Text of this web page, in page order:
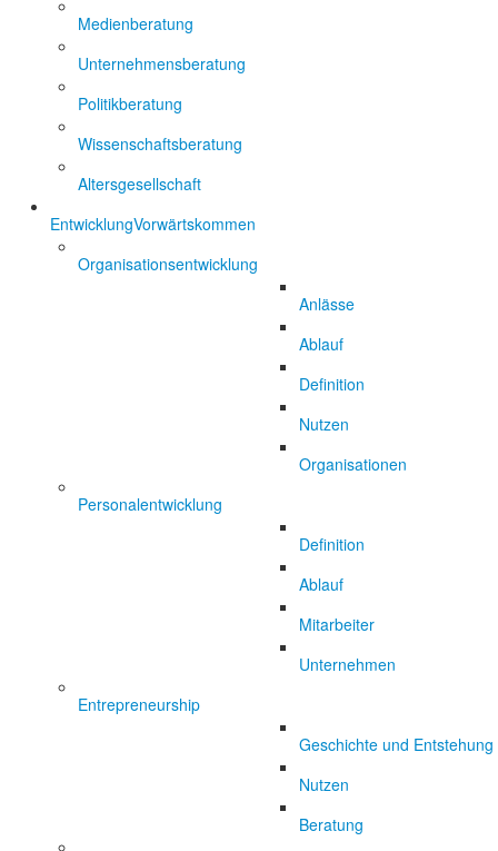
Medienberatung
Unternehmensberatung
Politikberatung
Wissenschaftsberatung
Altersgesellschaft
EntwicklungVorwärtskommen
Organisationsentwicklung
Anlässe
Ablauf
Definition
Nutzen
Organisationen
Personalentwicklung
Definition
Ablauf
Mitarbeiter
Unternehmen
Entrepreneurship
Geschichte und Entstehung
Nutzen
Beratung